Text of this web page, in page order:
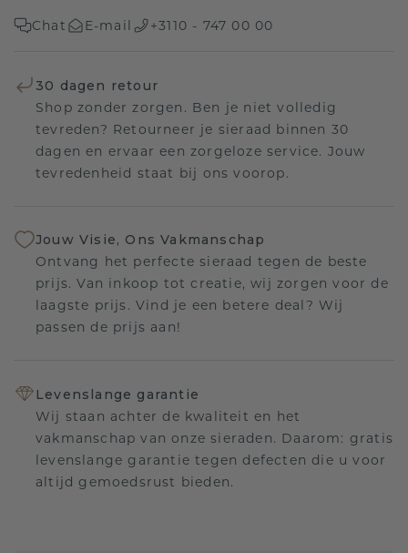
Chat E-mail +3110 - 747 00 00
30 dagen retour
Shop zonder zorgen. Ben je niet volledig
tevreden? Retourneer je sieraad binnen 30
dagen en ervaar een zorgeloze service. Jouw
tevredenheid staat bij ons voorop.
Jouw Visie, Ons Vakmanschap
Ontvang het perfecte sieraad tegen de beste
prijs. Van inkoop tot creatie, wij zorgen voor de
laagste prijs. Vind je een betere deal? Wij
passen de prijs aan!
Levenslange garantie
Wij staan achter de kwaliteit en het
vakmanschap van onze sieraden. Daarom: gratis
levenslange garantie tegen defecten die u voor
altijd gemoedsrust bieden.